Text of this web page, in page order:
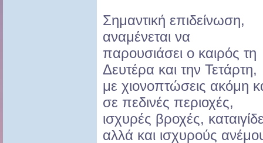
Σημαντική επιδείνωση,
αναμένεται να
παρουσιάσει ο καιρός τη
Δευτέρα και την Τετάρτη,
με χιονοπτώσεις ακόμη
σε πεδινές περιοχές,
ισχυρές βροχές,
αλλά και ισχυρούς